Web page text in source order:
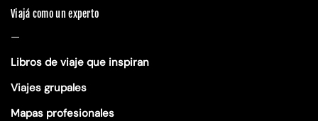
Viajá como un experto
—
Libros de viaje que inspiran
Viajes grupales
Mapas profesionales